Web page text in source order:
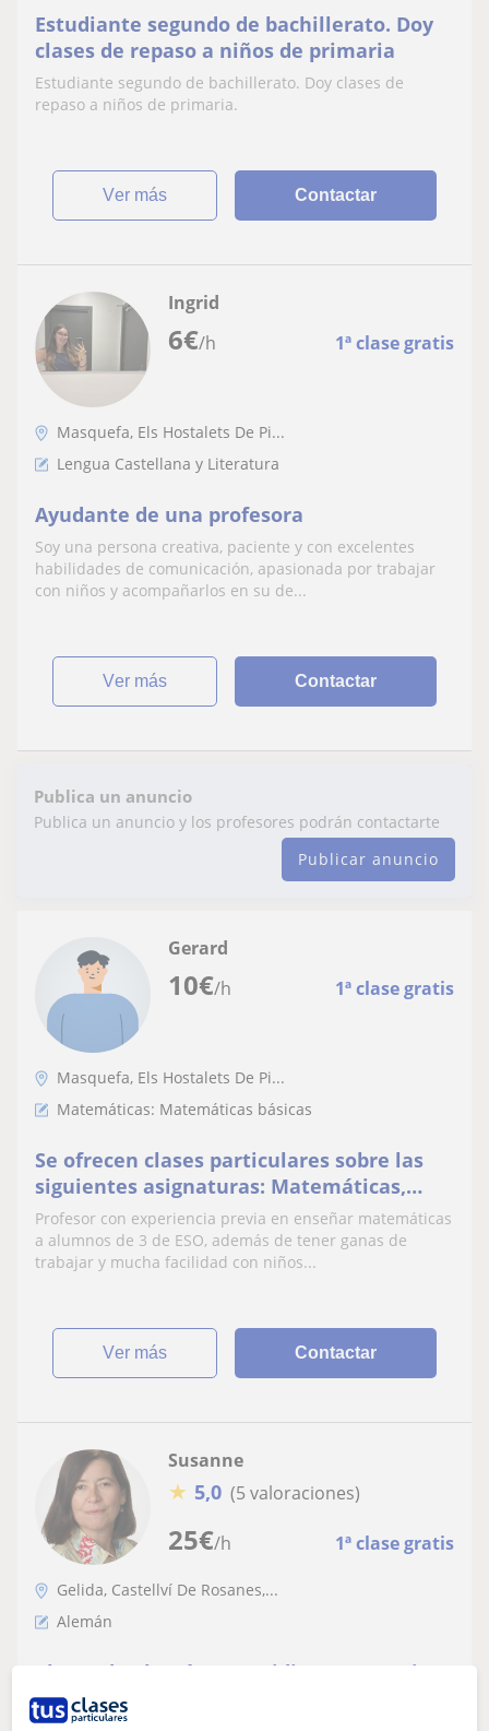
Estudiante segundo de bachillerato. Doy
clases de repaso a niños de primaria
Estudiante segundo de bachillerato. Doy clases de
repaso a niños de primaria.
ver más Contactar
6€/h 1ª clase gratis
Ingrid
Masquefa, Els Hostalets De Pi...
Lengua Castellana y Literatura
Ayudante de una profesora
Soy una persona creativa, paciente y con excelentes
habilidades de comunicación, apasionada por trabajar
con niños y acompañarlos en su de...
ver más Contactar
Publica un anuncio
Publica un anuncio y los profesores podrán contactarte
Publicar anuncio
10€/h 1ª clase gratis
Gerard
Masquefa, Els Hostalets De Pi...
Matemáticas: Matemáticas básicas
Se ofrecen clases particulares sobre las
siguientes asignaturas: Matemáticas,
Alemán e Inglés
Profesor con experiencia previa en enseñar matemáticas
a alumnos de 3 de ESO, además de tener ganas de
trabajar y mucha facilidad con niños...
ver más Contactar
25€/h 1ª clase gratis
Susanne
★ 5,0 (5 valoraciones)
Gelida, Castellví De Rosanes,...
Alemán
Clases de alemán como idioma extranjero
para adultos y niños